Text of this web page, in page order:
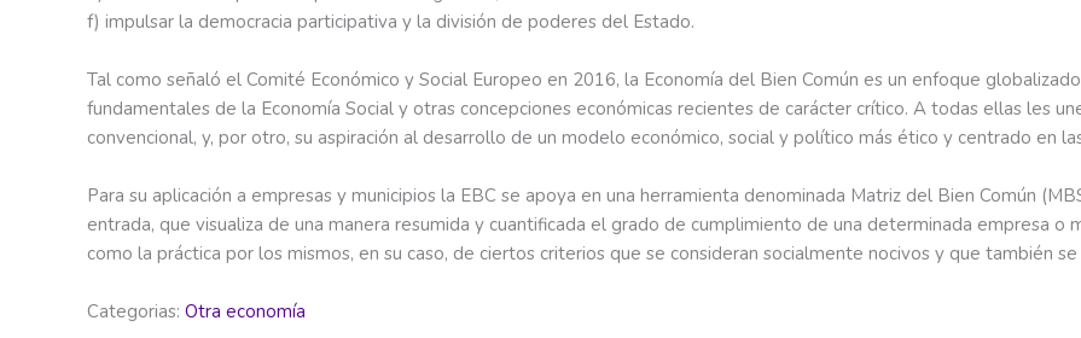
f) impulsar la democracia participativa y la división de poderes del Estado.
Tal como señaló el Comité Económico y Social Europeo en 2016, la Economía del Bien Común es un enfoque
fundamentales de la Economía Social y otras concepciones económicas recientes de carácter crítico. A todas ellas les
convencional, y, por otro, su aspiración al desarrollo de un modelo económico, social y político más ético y centrado en
Para su aplicación a empresas y municipios la EBC se apoya en una herramienta denominada Matriz del Bien Común
entrada, que visualiza de una manera resumida y cuantificada el grado de cumplimiento de una determinada empresa o
como la práctica por los mismos, en su caso, de ciertos criterios que se consideran socialmente nocivos y que también se
Categorias: Otra economía